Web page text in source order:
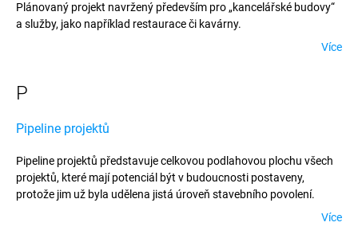
Plánovaný projekt navržený především pro „kancelářské budovy“
a služby, jako například restaurace či kavárny.
Více
P
Pipeline projektů
Pipeline projektů představuje celkovou podlahovou plochu všech
projektů, které mají potenciál být v budoucnosti postaveny,
protože jim už byla udělena jistá úroveň stavebního povolení.
Více